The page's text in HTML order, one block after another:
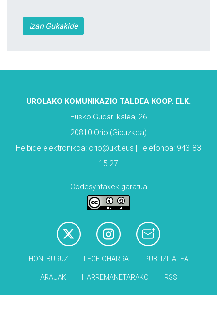
Izan Gukakide
UROLAKO KOMUNIKAZIO TALDEA KOOP. ELK.
Eusko Gudari kalea, 26
20810 Orio (Gipuzkoa)
Helbide elektronikoa: orio@ukt.eus | Telefonoa: 943-83
15 27
Codesyntaxek garatua
HONI BURUZ LEGE OHARRA PUBLIZITATEA
ARAUAK HARREMANETARAKO RSS